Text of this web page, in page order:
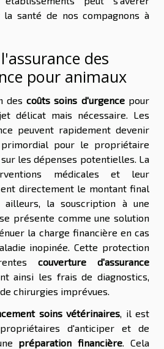
santé de nos compagnons à
des
pour animaux
descoûts soins d'urgencepour
délicat mais nécessaire. Les
peuvent rapidement devenir
pour le propriétaire
les dépenses potentielles. La
médicales et leur
directement le montant final
la souscription à une
présente comme une solution
la charge financière en cas
inopinée. Cette protection
couverture d'assurance
ainsi les frais de diagnostics,
chirurgies imprévues.
soins vétérinaires , il est
d'anticiper et de
préparation financière . Cela